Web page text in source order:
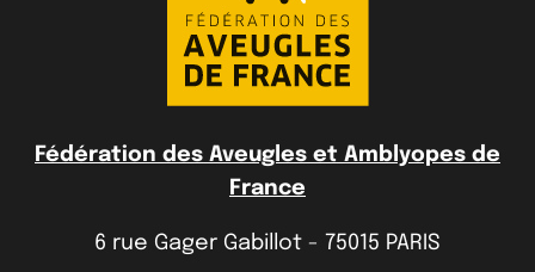
Fédération des Aveugles et Amblyopes de
France
6 rue Gager Gabillot - 75015 PARIS